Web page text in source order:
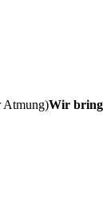
Atmung)Wir